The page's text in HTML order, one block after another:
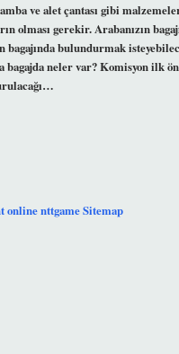
ve alet çantası gibi
olması gerekir. Arabanızın
bagajında ​​bulundurmak
neler var? Komisyon ilk
onlinenttgameSitemap